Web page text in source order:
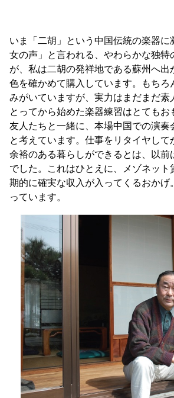
いま「二胡」という中国伝統の楽器に
女の声」と言われる、やわらかな独特
が、私は二胡の発祥地である蘇州へ出
色を確かめて購入しています。もちろ
みがいていますが、実力はまだまだ素
とってから始めた楽器練習はとてもお
友人たちと一緒に、本場中国での演奏
と考えています。仕事をリタイヤして
余裕のある暮らしができるとは、以前
でした。これはひとえに、メゾネット
期的に確実な収入が入ってくるおかげ
っています。